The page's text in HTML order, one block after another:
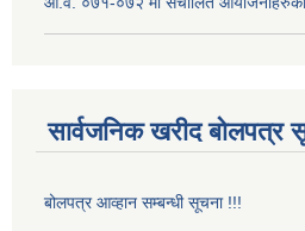
सार्वजनिक खरीद बोलपत्र
बोलपत्र आव्हान सम्बन्धी सूचना !!!